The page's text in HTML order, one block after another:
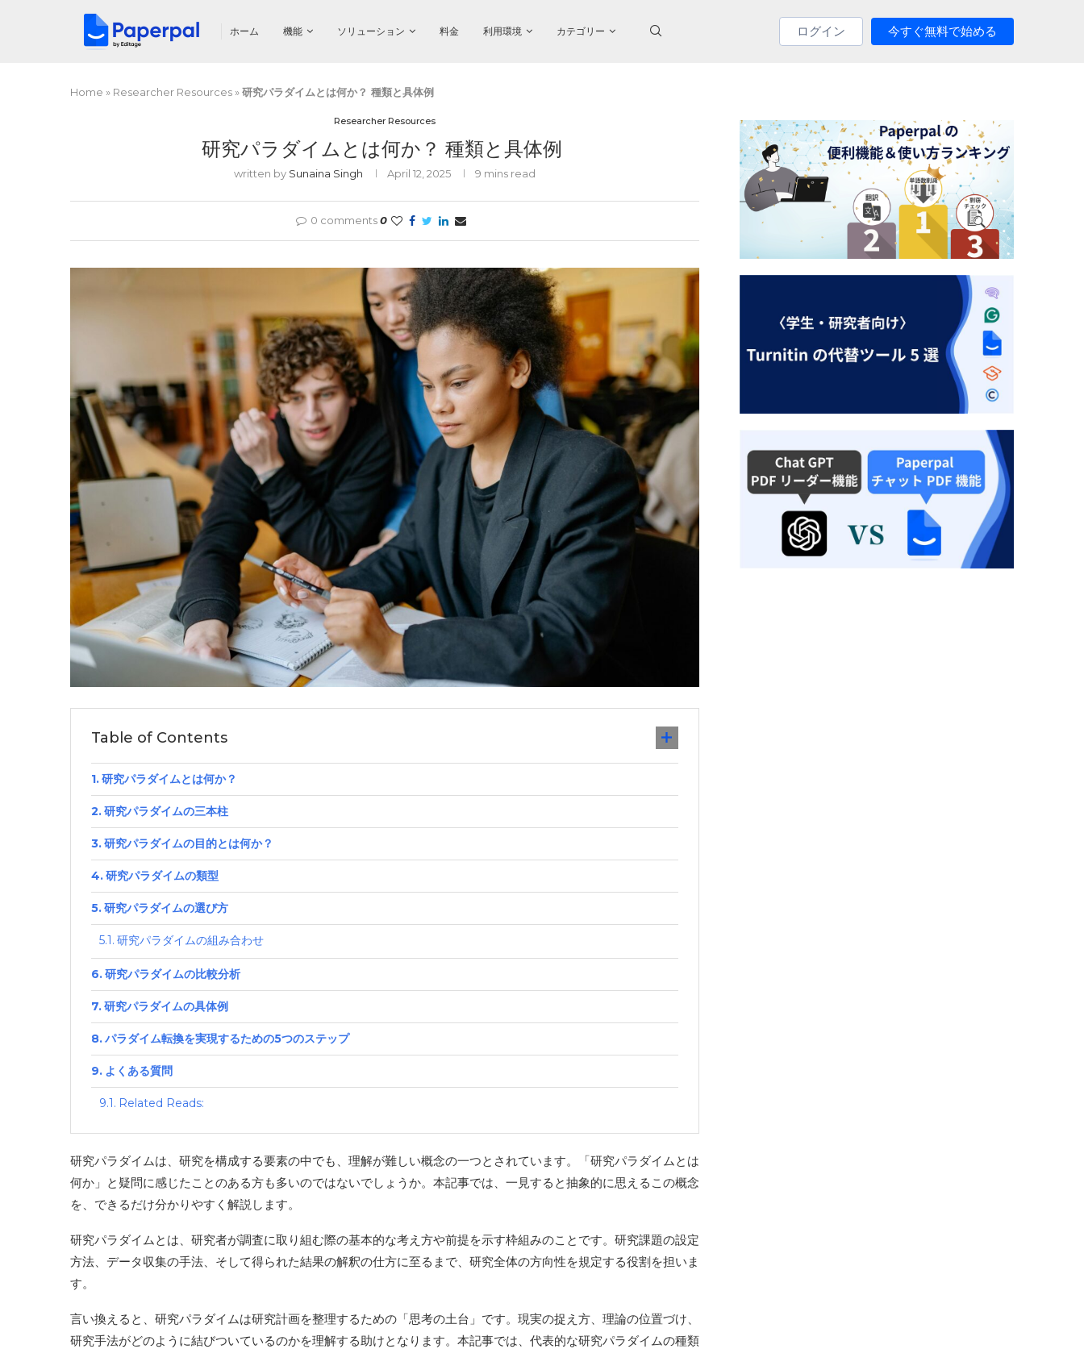
ホーム 機能 ソリューション 料金 利用環境 カテゴリー ログイン 今すぐ無料で始める
Home » Researcher Resources »研究パラダイムとは何か？ 種類と具体例
Researcher Resources
研究パラダイムとは何か？ 種類と具体例
written by Sunaina Singh April 12, 2025 9 mins read
0 comments 0
Table of Contents
研究パラダイムとは何か？
研究パラダイムの三本柱
研究パラダイムの目的とは何か？
研究パラダイムの類型
研究パラダイムの選び方
研究パラダイムの組み合わせ
研究パラダイムの比較分析
研究パラダイムの具体例
パラダイム転換を実現するための5つのステップ
よくある質問
Related Reads:
研究パラダイムは、研究を構成する要素の中でも、理解が難しい概念の一つとされています。「研究パラダイムとは
何か」と疑問に感じたことのある方も多いのではないでしょうか。本記事では、一見すると抽象的に思えるこの概念
を、できるだけ分かりやすく解説します。
研究パラダイムとは、研究者が調査に取り組む際の基本的な考え方や前提を示す枠組みのことです。研究課題の設定
方法、データ収集の手法、そして得られた結果の解釈の仕方に至るまで、研究全体の方向性を規定する役割を担いま
す。
言い換えると、研究パラダイムは研究計画を整理するための「思考の土台」です。現実の捉え方、理論の位置づけ、
研究手法がどのように結びついているのかを理解する助けとなります。本記事では、代表的な研究パラダイムの種類